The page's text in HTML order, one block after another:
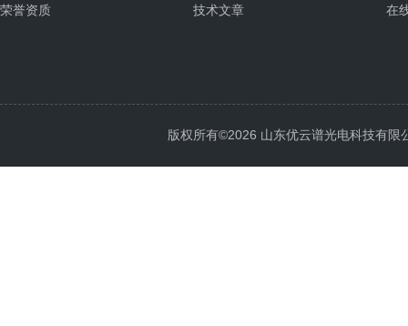
荣誉资质
技术文章
在
版权所有©2026 山东优云谱光电科技有